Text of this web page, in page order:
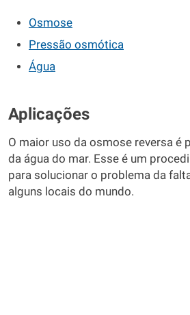
Osmose
Pressão osmótica
Água
Aplicações
O maior uso da osmose reversa é
da água do mar. Esse é um
para solucionar o problema da
alguns locais do mundo.